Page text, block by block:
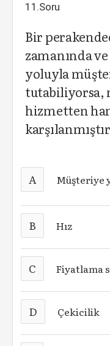
11.Soru
Bir
zamanında
yoluyla
tutabiliyorsa,
hizmetten
A Müşteriye
B Hız
C Fiyatlama
D Çekicilik